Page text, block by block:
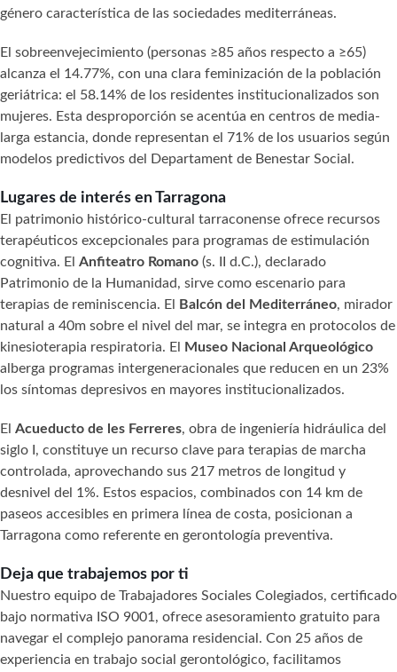
género característica de las sociedades mediterráneas.
El sobreenvejecimiento (personas ≥85 años respecto a ≥65)
alcanza el 14.77%, con una clara feminización de la población
geriátrica: el 58.14% de los residentes institucionalizados son
mujeres. Esta desproporción se acentúa en centros de media-
larga estancia, donde representan el 71% de los usuarios según
modelos predictivos del Departament de Benestar Social.
Lugares de interés en Tarragona
El patrimonio histórico-cultural tarraconense ofrece recursos
terapéuticos excepcionales para programas de estimulación
cognitiva. El Anfiteatro Romano (s. II d.C.), declarado
Patrimonio de la Humanidad, sirve como escenario para
terapias de reminiscencia. El
Balcón del Mediterráneo, mirador
natural a 40m sobre el nivel del mar, se integra en protocolos de
kinesioterapia respiratoria. El
Museo Nacional Arqueológico
alberga programas intergeneracionales que reducen en un 23%
los síntomas depresivos en mayores institucionalizados.
El Acueducto de les Ferreres, obra de ingeniería hidráulica del
siglo I, constituye un recurso clave para terapias de marcha
controlada, aprovechando sus 217 metros de longitud y
desnivel del 1%. Estos espacios, combinados con 14 km de
paseos accesibles en primera línea de costa, posicionan a
Tarragona como referente en gerontología preventiva.
Deja que trabajemos por ti
Nuestro equipo de Trabajadores Sociales Colegiados, certificado
bajo normativa ISO 9001, ofrece asesoramiento gratuito para
navegar el complejo panorama residencial. Con 25 años de
experiencia en trabajo social gerontológico, facilitamos